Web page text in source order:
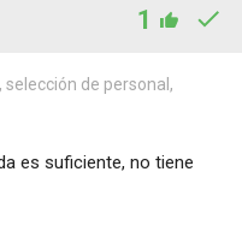
1
selección de personal,
es suficiente, no tiene